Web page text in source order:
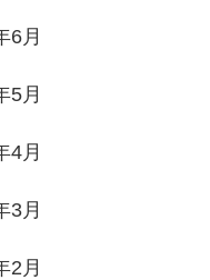
6月
5月
4月
3月
2月